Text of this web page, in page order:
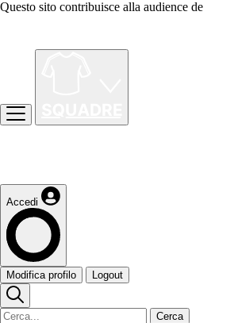
Questo sito contribuisce alla audience de
Accedi
Modifica profilo Logout
Cerca